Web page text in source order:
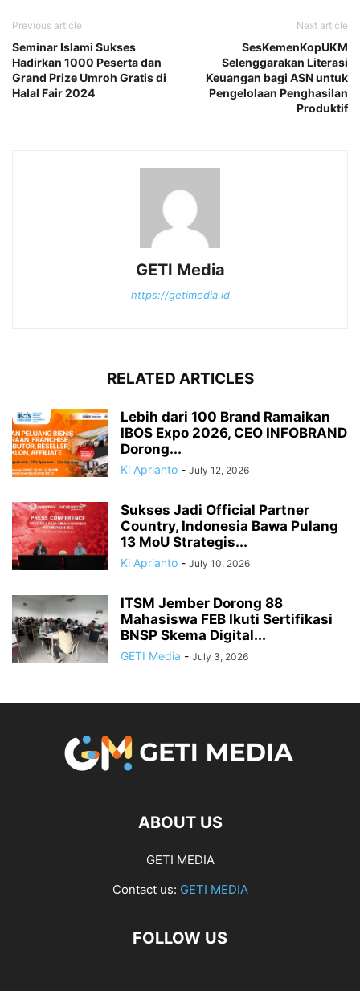
Previous article
Seminar Islami Sukses
Hadirkan 1000 Peserta dan
Grand Prize Umroh Gratis di
Halal Fair 2024
Next article
SesKemenKopUKM
Selenggarakan Literasi
Keuangan bagi ASN untuk
Pengelolaan Penghasilan
Produktif
GETI Media
https://getimedia.id
RELATED ARTICLES
Lebih dari 100 Brand Ramaikan
IBOS Expo 2026, CEO INFOBRAND
Dorong...
Ki Aprianto - July 12, 2026
Sukses Jadi Official Partner
Country, Indonesia Bawa Pulang
13 MoU Strategis...
Ki Aprianto - July 10, 2026
ITSM Jember Dorong 88
Mahasiswa FEB Ikuti Sertifikasi
BNSP Skema Digital...
GETI Media - July 3, 2026
ABOUT US
GETI MEDIA
Contact us: GETI MEDIA
FOLLOW US